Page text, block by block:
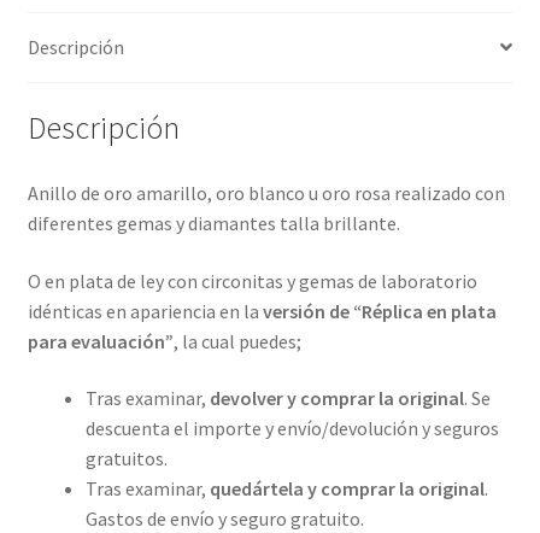
ref-
B11
Descripción
Descripción
Anillo de oro amarillo, oro blanco u oro rosa realizado con
diferentes gemas y diamantes talla brillante.
O en plata de ley con circonitas y gemas de laboratorio
idénticas en apariencia en la versión de “Réplica en plata
para evaluación”, la cual puedes;
Tras examinar, devolver y comprar la original. Se
descuenta el importe y envío/devolución y seguros
gratuitos.
Tras examinar, quedártela y comprar la original.
Gastos de envío y seguro gratuito.